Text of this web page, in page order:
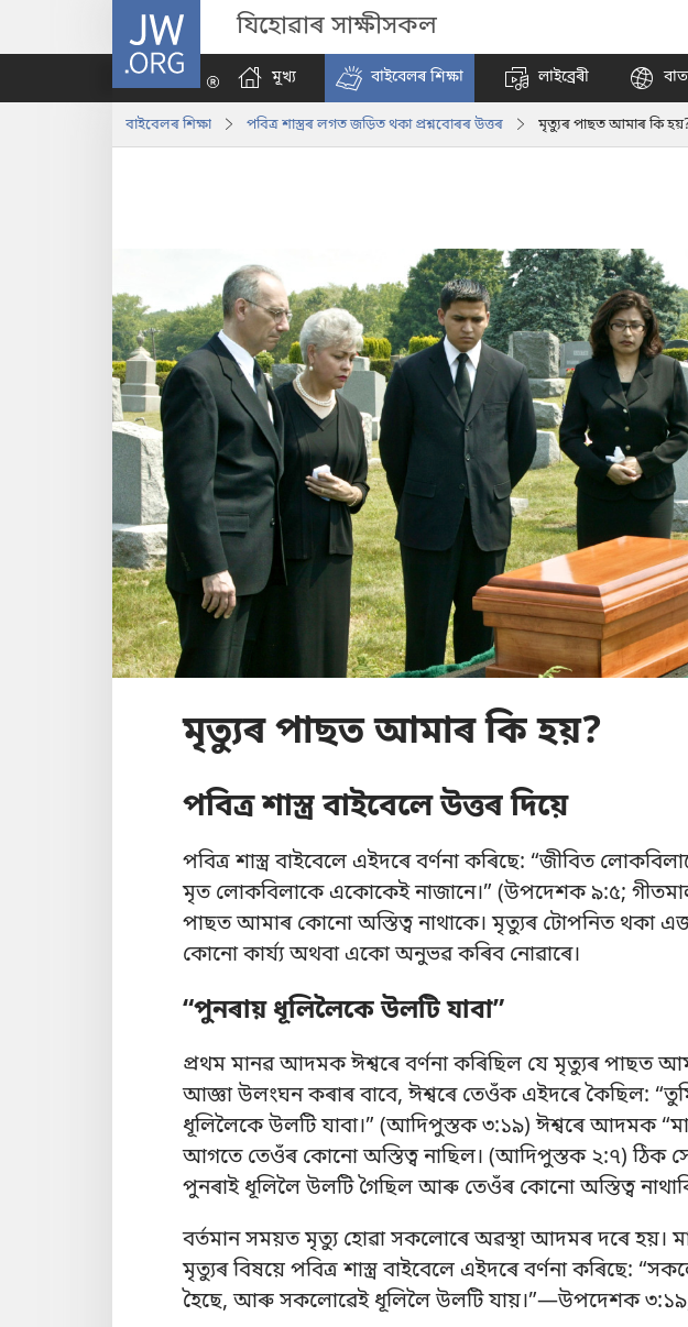
JW.ORG যিহোৱাৰ সাক্ষীসকল
মূখ্য
বাইবেলৰ শিক্ষা লাইব্ৰেৰী
বাইবেলৰ শিক্ষা পবিত্ৰ শাস্ত্ৰৰ লগত জড়িত থকা প্ৰশ্নবোৰৰ উত্তৰ মৃত্যুৰ পাছত আমাৰ কি
মৃত্যুৰ পাছত আমাৰ কি হয়?
পবিত্ৰ শাস্ত্ৰ বাইবেলে উত্তৰ দিয়ে
পবিত্ৰ শাস্ত্ৰ বাইবেলে এইদৰে বৰ্ণনা কৰিছে: “জীবিত
মৃত লোকবিলাকে একোকেই নাজানে।” (উপদেশক ৯:৫;
পাছত আমাৰ কোনো অস্তিত্ব নাথাকে। মৃত্যুৰ টোপনিত থকা
কোনো কাৰ্য্য অথবা একো অনুভৱ কৰিব নোৱাৰে।
“পুনৰায় ধূলিলৈকে উলটি যাবা”
প্ৰথম মানৱ আদমক ঈশ্বৰে বৰ্ণনা কৰিছিল যে মৃত্যুৰ পাছত
আজ্ঞা উলংঘন কৰাৰ বাবে, ঈশ্বৰে তেওঁক এইদৰে কৈছিল:
ধূলিলৈকে উলটি যাবা।” (আদিপুস্তক ৩:১৯) ঈশ্বৰে আদমক
আগতে তেওঁৰ কোনো অস্তিত্ব নাছিল। (আদিপুস্তক ২:৭) ঠিক
পুনৰাই ধূলিলৈ উলটি গৈছিল আৰু তেওঁৰ কোনো অস্তিত্ব
বৰ্তমান সময়ত মৃত্যু হোৱা সকলোৰে অৱস্থা আদমৰ দৰে হয়।
মৃত্যুৰ বিষয়ে পবিত্ৰ শাস্ত্ৰ বাইবেলে এইদৰে বৰ্ণনা কৰিছে:
হৈছে, আৰু সকলোৱেই ধূলিলৈ উলটি যায়।”​—উপদেশক